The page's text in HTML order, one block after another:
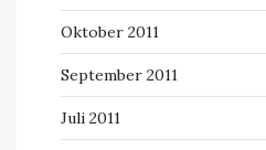
Oktober 2011
September 2011
Juli 2011